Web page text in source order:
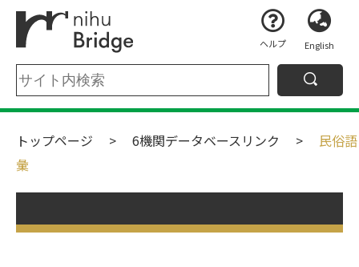
ヘルプ English
トップページ 6機関データベースリンク
民俗語
彙